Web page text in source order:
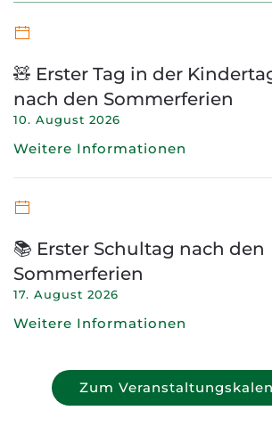
🧸 Erster Tag in der
nach den Sommerferien
10. August 2026
Weitere Informationen
📚 Erster Schultag nach den
Sommerferien
17. August 2026
Weitere Informationen
Zum